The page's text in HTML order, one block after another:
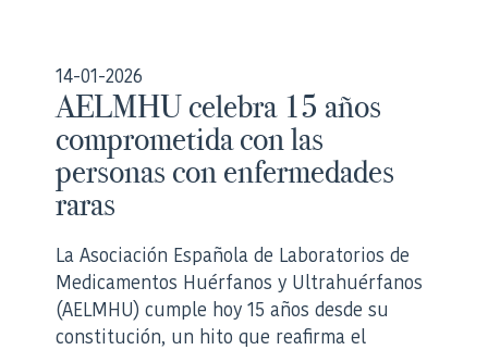
14-01-2026
AELMHU celebra 15 años
comprometida con las
personas con enfermedades
raras
La Asociación Española de Laboratorios de
Medicamentos Huérfanos y Ultrahuérfanos
(AELMHU) cumple hoy 15 años desde su
constitución, un hito que reafirma el